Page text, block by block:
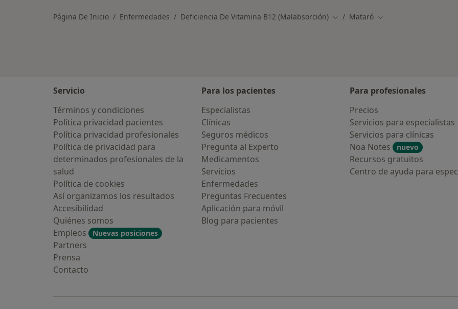
Página De Inicio Enfermedades Deficiencia De Vitamina B12 (Malabsorción) Cambiar de ciudad
Mataró Cambiar de ciudad
Servicio
Términos y condiciones
Política privacidad pacientes
Política privacidad profesionales
Política de privacidad para
determinados profesionales de la
salud
Política de cookies
Así organizamos los resultados
Accesibilidad
Quiénes somos
Empleos
Nuevas posiciones
Partners
Prensa
Contacto
Para los pacientes
Especialistas
Clínicas
Seguros médicos
Pregunta al Experto
Medicamentos
Servicios
Enfermedades
Preguntas Frecuentes
Aplicación para móvil
Blog para pacientes
Para profesionales
Precios
Servicios para especialistas
Servicios para clínicas
Noa Notes
nuevo
Recursos gratuitos
Centro de ayuda para